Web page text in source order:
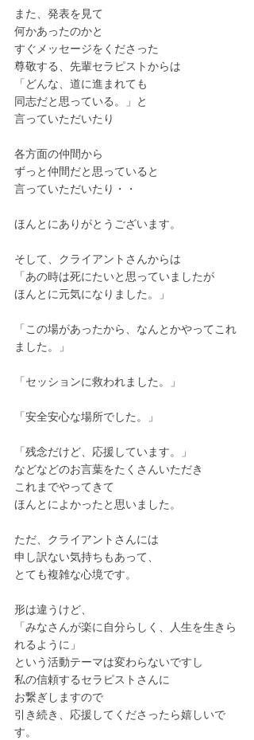
また、発表を見て
何かあったのかと
すぐメッセージをくださった
尊敬する、先輩セラピストからは
「どんな、道に進まれても
同志だと思っている。」と
言っていただいたり
各方面の仲間から
ずっと仲間だと思っていると
言っていただいたり・・
ほんとにありがとうございます。
そして、クライアントさんからは
「あの時は死にたいと思っていましたが
ほんとに元気になりました。」
「この場があったから、なんとかやってこれ
ました。」
「セッションに救われました。」
「安全安心な場所でした。」
「残念だけど、応援しています。」
などなどのお言葉をたくさんいただき
これまでやってきて
ほんとによかったと思いました。
ただ、クライアントさんには
申し訳ない気持ちもあって、
とても複雑な心境です。
形は違うけど、
「みなさんが楽に自分らしく、人生を生きら
れるように」
という活動テーマは変わらないですし
私の信頼するセラピストさんに
お繋ぎしますので
引き続き、応援してくださったら嬉しいで
す。